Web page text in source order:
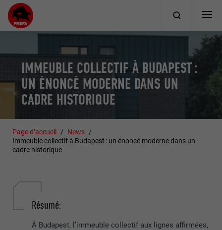
IMMEUBLE COLLECTIF À BUDAPEST :
UN ÉNONCÉ MODERNE DANS UN
CADRE HISTORIQUE
Page d’accueil
News
Immeuble collectif à Budapest : un énoncé moderne dans un
cadre historique
Résumé:
À Budapest, l’immeuble collectif aux lignes affirmées,